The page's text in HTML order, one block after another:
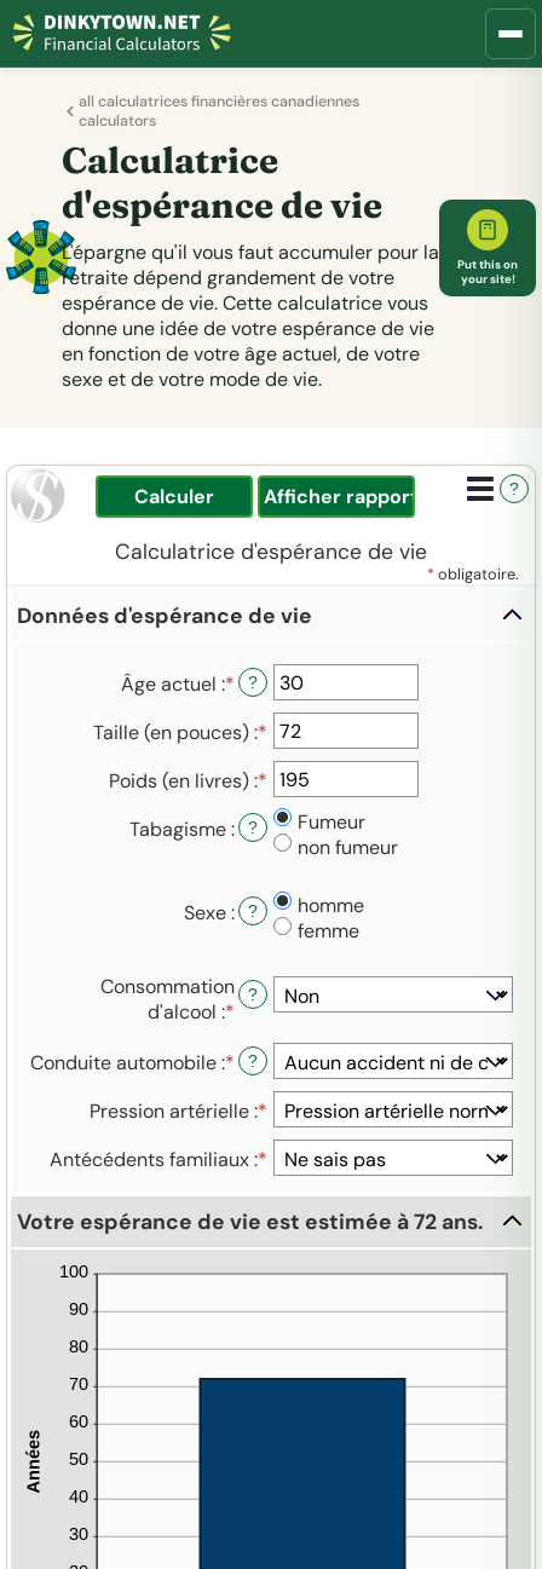
all calculatrices financières canadiennes
calculators
Calculatrice
d'espérance de vie
L'épargne qu'il vous faut accumuler pour la
retraite dépend grandement de votre
espérance de vie. Cette calculatrice vous
donne une idée de votre espérance de vie
en fonction de votre âge actuel, de votre
sexe et de votre mode de vie.
Put this on
your site!
?
Calculatrice d'espérance de vie
* obligatoire.
Données d'espérance de vie
Âge actuel :*Entrez
montant
entre
16
et
90
?
Taille (en pouces):* Entrez
un
montant
entre
56
et
Poids (en livres):* Entrez
un
montant
entre
et
400
Tabagisme: ?
Fumeur
non fumeur
Sexe: ?
homme
femme
Consommation
d'alcool :*
?
Conduite automobile:* ?
Pression artérielle:*
Antécédents familiaux:*
Votre espérance de vie est estimée à 72 ans.
Cliquer
cacher